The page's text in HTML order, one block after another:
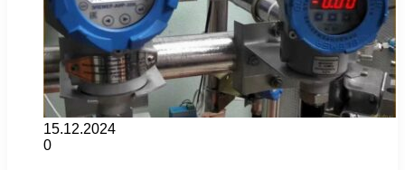
15.12.2024
0